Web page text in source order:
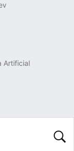
Artificial